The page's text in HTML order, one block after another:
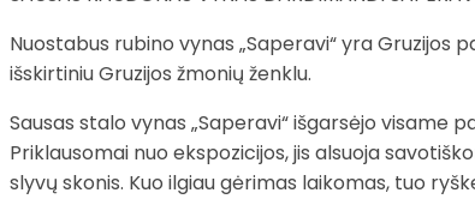
Nuostabus rubino vynas „Saperavi“ yra
išskirtiniu Gruzijos žmonių ženklu.
Sausas stalo vynas „Saperavi“ išgarsėjo visame
Priklausomai nuo ekspozicijos, jis alsuoja
slyvų skonis. Kuo ilgiau gėrimas laikomas, tuo